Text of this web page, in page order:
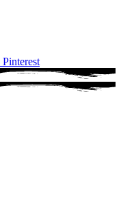
Pinterest